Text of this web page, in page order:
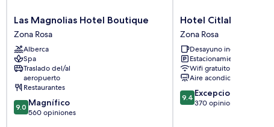
Las
Magnolias
Hotel
Boutique
Zona
Rosa
Las Magnolias Hotel Boutique
Zona Rosa
Alberca
Spa
Traslado del/al
aeropuerto
Restaurantes
9.0
de
9.0 Magnífico
560 opiniones
Hotel
Citlalli
Zona
Rosa
Hotel Citlalli
Zona Rosa
Desayuno incluido
Estacionamiento gratis
Wifi gratuito
Aire acondicionado
9.4
de
9.4 Excepcional
370 opiniones